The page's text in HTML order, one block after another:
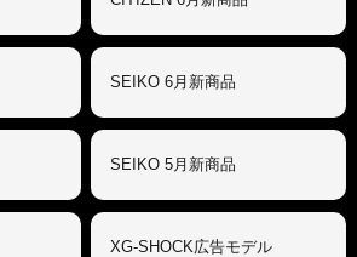
SEIKO 6月新商品
SEIKO 5月新商品
XG-SHOCK広告モデル